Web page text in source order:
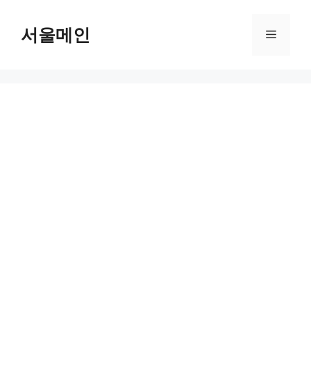
content서울메인 Menu